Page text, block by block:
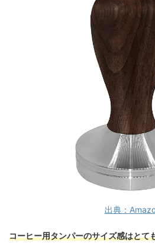
出典：
コーヒー用タンパーのサイズ感はとて